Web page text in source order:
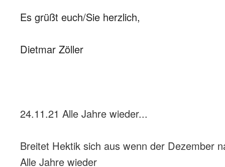
Es grüßt euch/Sie herzlich,
Dietmar Zöller
24.11.21 Alle Jahre wieder...
Breitet Hektik sich aus wenn der Dezember
Alle Jahre wieder